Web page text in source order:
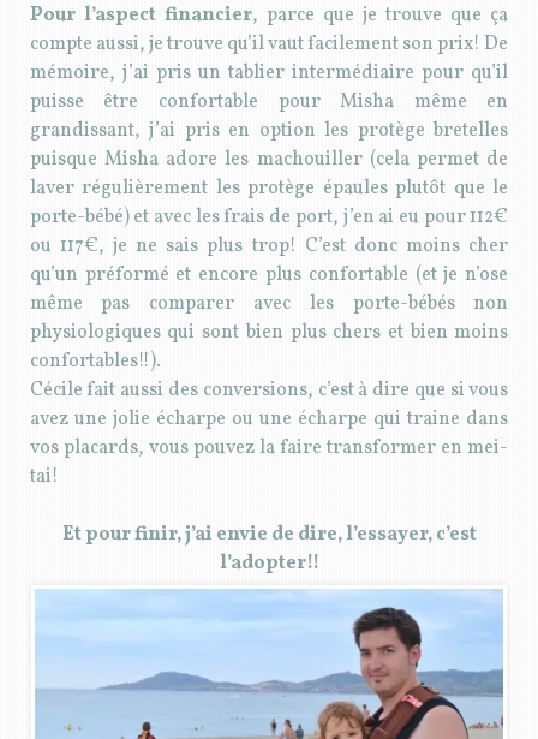
Pour l’aspect financier, parce que je trouve que ça
compte aussi, je trouve qu’il vaut facilement son prix! De
mémoire, j’ai pris un tablier intermédiaire pour qu’il
puisse être confortable pour Misha même en
grandissant, j’ai pris en option les protège bretelles
puisque Misha adore les machouiller (cela permet de
laver régulièrement les protège épaules plutôt que le
porte-bébé) et avec les frais de port, j’en ai eu pour 112€
ou 117€, je ne sais plus trop! C’est donc moins cher
qu’un préformé et encore plus confortable (et je n’ose
même pas comparer avec les porte-bébés non
physiologiques qui sont bien plus chers et bien moins
confortables!!).
Cécile fait aussi des conversions, c’est à dire que si vous
avez une jolie écharpe ou une écharpe qui traine dans
vos placards, vous pouvez la faire transformer en mei-
tai!
Et pour finir, j’ai envie de dire, l’essayer, c’est
l’adopter!!